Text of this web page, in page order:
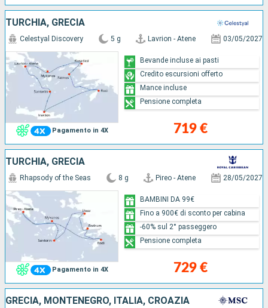
TURCHIA, GRECIA
Pagamento in 4X
Celestyal Discovery 5 g Lavrion - Atene 03/05/2027
719 €
Bevande incluse ai pasti
Credito escursioni offerto
Mance incluse
Pensione completa
TURCHIA, GRECIA
Pagamento in 4X
Rhapsody of the Seas 8 g Pireo - Atene 28/05/2027
729 €
BAMBINI DA 99€
Fino a 900€ di sconto per cabina
-60% sul 2° passeggero
Pensione completa
GRECIA, MONTENEGRO, ITALIA, CROAZIA